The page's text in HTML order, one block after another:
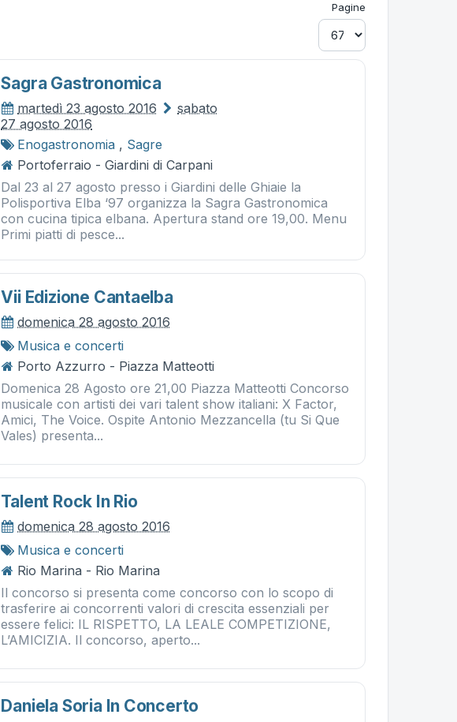
Pagine
Sagra Gastronomica
martedì 23 agosto 2016
sabato
27 agosto 2016
Enogastronomia , Sagre
Portoferraio - Giardini di Carpani
Dal 23 al 27 agosto presso i Giardini delle Ghiaie la
Polisportiva Elba ‘97 organizza la Sagra Gastronomica
con cucina tipica elbana. Apertura stand ore 19,00. Menu
Primi piatti di pesce...
Vii Edizione Cantaelba
domenica 28 agosto 2016
Musica e concerti
Porto Azzurro - Piazza Matteotti
Domenica 28 Agosto ore 21,00 Piazza Matteotti Concorso
musicale con artisti dei vari talent show italiani: X Factor,
Amici, The Voice. Ospite Antonio Mezzancella (tu Si Que
Vales) presenta...
Talent Rock In Rio
domenica 28 agosto 2016
Musica e concerti
Rio Marina - Rio Marina
Il concorso si presenta come concorso con lo scopo di
trasferire ai concorrenti valori di crescita essenziali per
essere felici: IL RISPETTO, LA LEALE COMPETIZIONE,
L’AMICIZIA. Il concorso, aperto...
Daniela Soria In Concerto